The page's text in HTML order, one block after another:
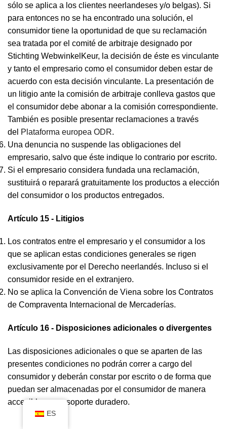
sólo se aplica a los clientes neerlandeses y/o belgas). Si
para entonces no se ha encontrado una solución, el
consumidor tiene la oportunidad de que su reclamación
sea tratada por el comité de arbitraje designado por
Stichting WebwinkelKeur, la decisión de éste es vinculante
y tanto el empresario como el consumidor deben estar de
acuerdo con esta decisión vinculante. La presentación de
un litigio ante la comisión de arbitraje conlleva gastos que
el consumidor debe abonar a la comisión correspondiente.
También es posible presentar reclamaciones a través
del Plataforma europea ODR.
Una denuncia no suspende las obligaciones del
empresario, salvo que éste indique lo contrario por escrito.
Si el empresario considera fundada una reclamación,
sustituirá o reparará gratuitamente los productos a elección
del consumidor o los productos entregados.
Artículo 15 - Litigios
Los contratos entre el empresario y el consumidor a los
que se aplican estas condiciones generales se rigen
exclusivamente por el Derecho neerlandés. Incluso si el
consumidor reside en el extranjero.
No se aplica la Convención de Viena sobre los Contratos
de Compraventa Internacional de Mercaderías.
Artículo 16 - Disposiciones adicionales o divergentes
Las disposiciones adicionales o que se aparten de las
presentes condiciones no podrán correr a cargo del
consumidor y deberán constar por escrito o de forma que
puedan ser almacenadas por el consumidor de manera
accesible en un soporte duradero.
ES